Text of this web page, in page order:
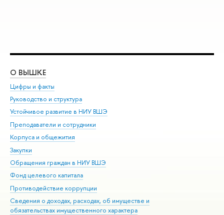
О ВЫШКЕ
Цифры и факты
Руководство и структура
Устойчивое развитие в НИУ ВШЭ
Преподаватели и сотрудники
Корпуса и общежития
Закупки
Обращения граждан в НИУ ВШЭ
Фонд целевого капитала
Противодействие коррупции
Сведения о доходах, расходах, об имуществе и
обязательствах имущественного характера